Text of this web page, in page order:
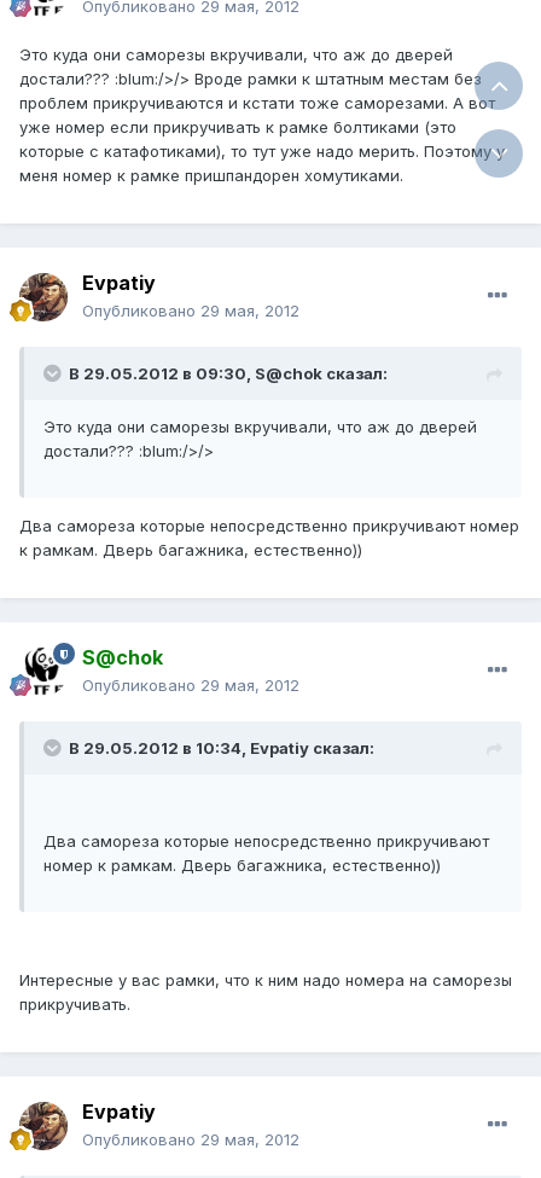
Опубликовано 29 мая, 2012
Это куда они саморезы вкручивали, что аж до дверей
достали??? :blum:/>/> Вроде рамки к штатным местам без
проблем прикручиваются и кстати тоже саморезами. А вот
уже номер если прикручивать к рамке болтиками (это
которые с катафотиками), то тут уже надо мерить. Поэтому у
меня номер к рамке пришпандорен хомутиками.
Evpatiy
Опубликовано 29 мая, 2012
В 29.05.2012 в 09:30, S@chok сказал:
Это куда они саморезы вкручивали, что аж до дверей
достали??? :blum:/>/>
Два самореза которые непосредственно прикручивают номер
к рамкам. Дверь багажника, естественно))
S@chok
Опубликовано 29 мая, 2012
В 29.05.2012 в 10:34, Evpatiy сказал:
Два самореза которые непосредственно прикручивают
номер к рамкам. Дверь багажника, естественно))
Интересные у вас рамки, что к ним надо номера на саморезы
прикручивать.
Evpatiy
Опубликовано 29 мая, 2012